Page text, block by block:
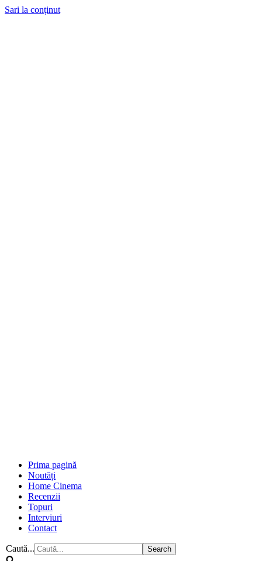
Sari la conținut
Prima pagină
Noutăți
Home Cinema
Recenzii
Topuri
Interviuri
Contact
Caută...